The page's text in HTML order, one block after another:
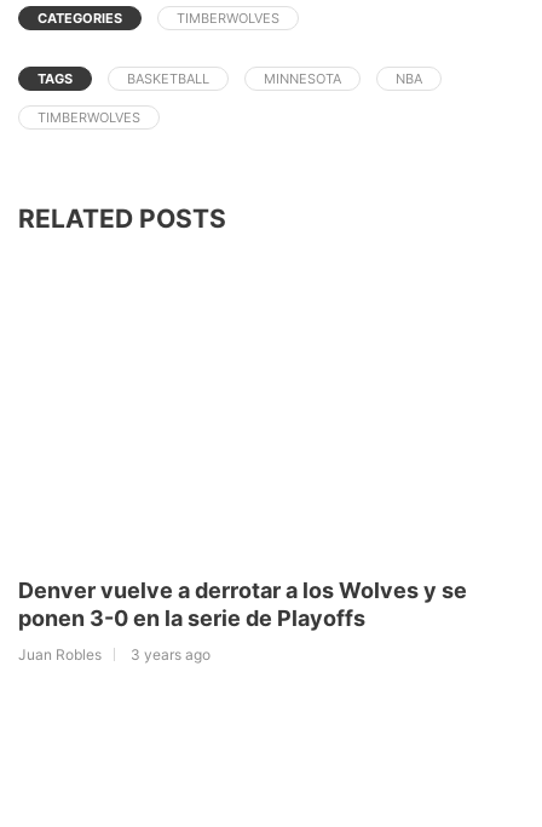
CATEGORIES TIMBERWOLVES
TAGS BASKETBALL MINNESOTA NBA
TIMBERWOLVES
RELATED POSTS
Denver vuelve a derrotar a los Wolves y se
ponen 3-0 en la serie de Playoffs
Juan Robles 3 years ago